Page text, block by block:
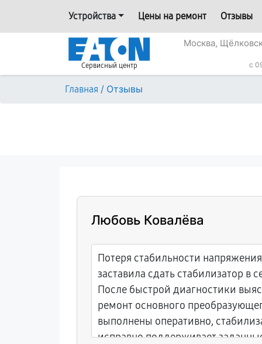
Устройства Цены на ремонт Отзывы
Сервисный центр
Москва,
c
Главная / Отзывы
Любовь Ковалёва
Потеря стабильности
заставила сдать стабилизатор в
После быстрой диагностики
ремонт основного
выполнены оперативно,
исправно поддерживает